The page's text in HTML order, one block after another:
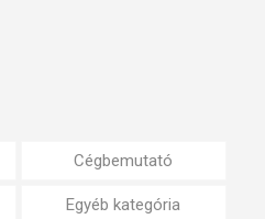
Cégbemutató
Egyéb kategória